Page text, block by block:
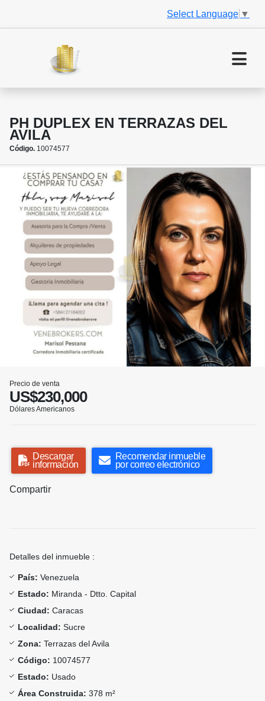
Select Language ▼
PH DUPLEX EN TERRAZAS DEL
AVILA
Código. 10074577
Precio de venta
US$230,000
Dólares Americanos
Descargar
información
Recomendar inmueble
por correo electrónico
Compartir
Detalles del inmueble :
País: Venezuela
Estado: Miranda - Dtto. Capital
Ciudad: Caracas
Localidad: Sucre
Zona: Terrazas del Avila
Código: 10074577
Estado: Usado
Área Construida: 378 m²